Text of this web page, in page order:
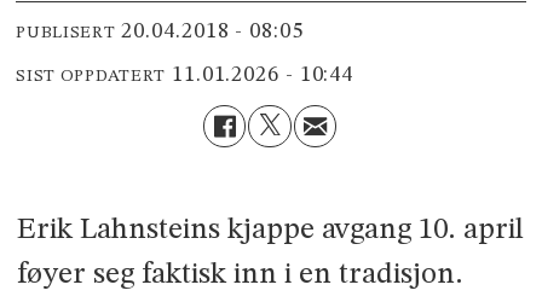
PUBLISERT 20.04.2018 - 08:05
SIST OPPDATERT 11.01.2026 - 10:44
Erik Lahnsteins kjappe avgang 10. april
føyer seg faktisk inn i en tradisjon.